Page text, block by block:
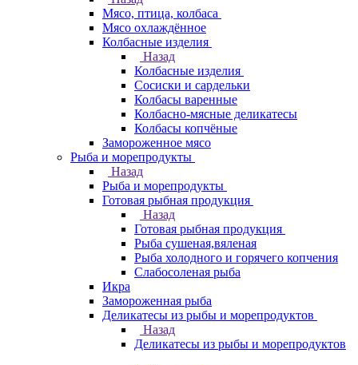
Мясо, птица, колбаса
Мясо охлаждённое
Колбасные изделия
Назад
Колбасные изделия
Сосиски и сардельки
Колбасы варенные
Колбасно-мясные деликатесы
Колбасы копчёные
Замороженное мясо
Рыба и морепродукты
Назад
Рыба и морепродукты
Готовая рыбная продукция
Назад
Готовая рыбная продукция
Рыба сушеная,вяленая
Рыба холодного и горячего копчения
Слабосоленая рыба
Икра
Замороженная рыба
Деликатесы из рыбы и морепродуктов
Назад
Деликатесы из рыбы и морепродуктов